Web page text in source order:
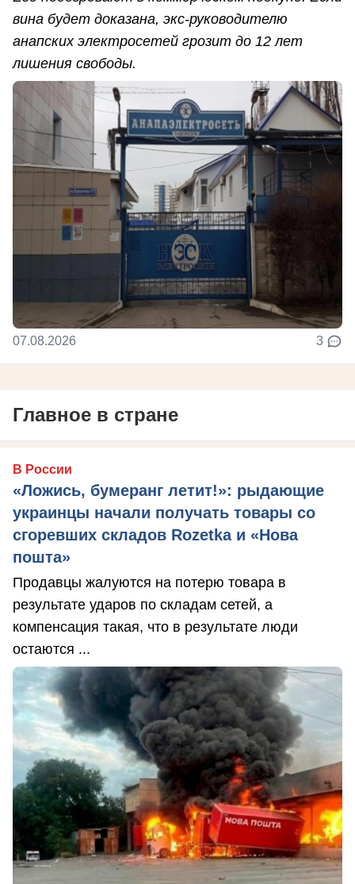
вина будет доказана, экс-руководителю
анапских электросетей грозит до 12 лет
лишения свободы.
07.08.2026 3
Главное в стране
В России
«Ложись, бумеранг летит!»: рыдающие
украинцы начали получать товары со
сгоревших складов Rozetka и «Нова
пошта»
Продавцы жалуются на потерю товара в
результате ударов по складам сетей, а
компенсация такая, что в результате люди
остаются ...